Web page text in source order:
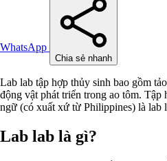
WhatsApp
Chia sẻ nhanh
Lab lab tập hợp thủy sinh bao gồm
động vật phát triển trong ao tôm.
ngữ (có xuất xứ từ Philippines) là lab
Lab lab là gì?